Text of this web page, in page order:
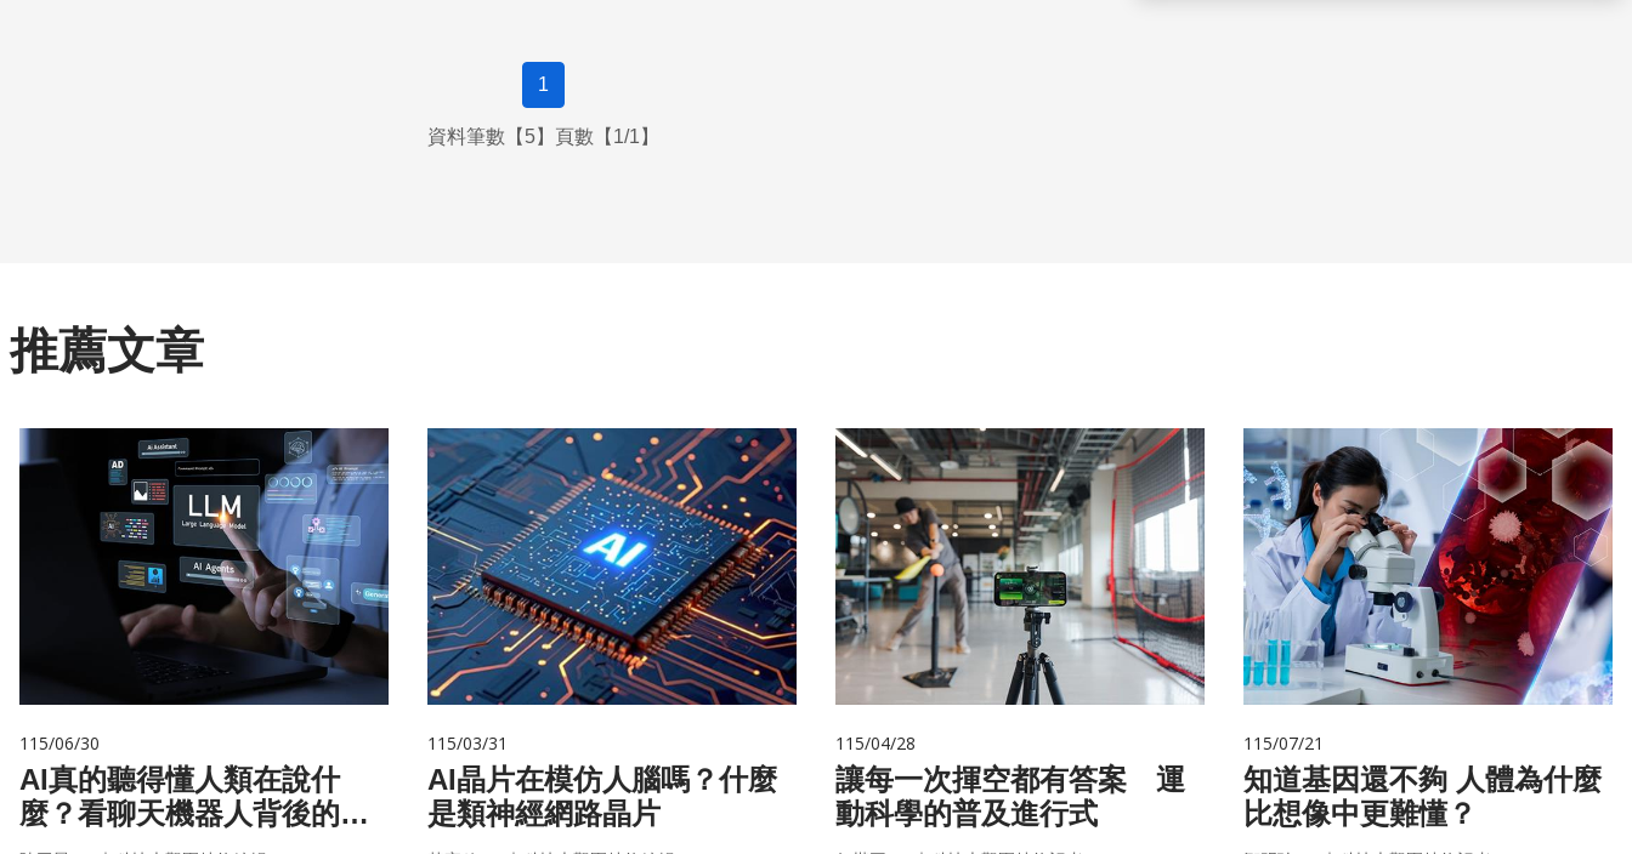
1
資料筆數【5】頁數【1/1】
推薦文章
115/06/30
AI真的聽得懂人類在說什
麼？看聊天機器人背後的語
言科技
115/03/31
AI晶片在模仿人腦嗎？什麼
是類神經網路晶片
115/04/28
讓每一次揮空都有答案 運
動科學的普及進行式
115/07/21
知道基因還不夠 人體為什麼
比想像中更難懂？